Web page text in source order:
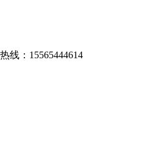
线： 15565444614